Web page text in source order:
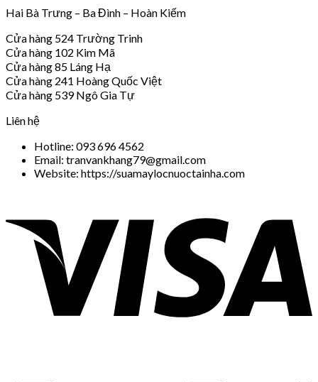
Hai Bà Trưng – Ba Đình – Hoàn Kiếm
Cửa hàng 524 Trường Trinh
Cửa hàng 102 Kim Mã
Cửa hàng 85 Láng Hạ
Cửa hàng 241 Hoàng Quốc Việt
Cửa hàng 539 Ngô Gia Tự
Liên hệ
Hotline: 093 696 4562
Email: tranvankhang79@gmail.com
Website: https://suamaylocnuoctainha.com